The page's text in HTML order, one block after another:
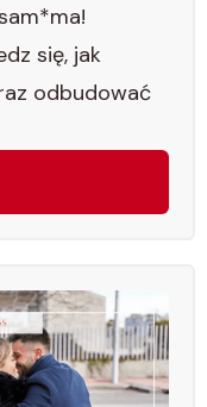
się, jak
odbudować